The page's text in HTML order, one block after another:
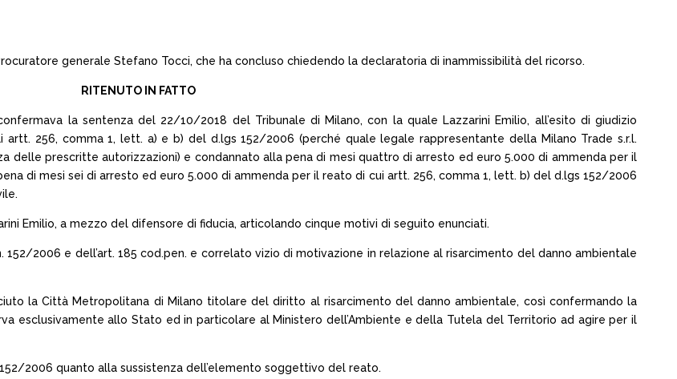
generale Stefano Tocci, che ha concluso chiedendo la declaratoria di inammissibilità del ricorso.
RITENUTO IN FATTO
la sentenza del 22/10/2018 del Tribunale di Milano, con la quale Lazzarini Emilio, all’esito di giudizio
256, comma 1, lett. a) e b) del d.lgs 152/2006 (perché quale legale rappresentante della Milano Trade s.r.l.
delle prescritte autorizzazioni) e condannato alla pena di mesi quattro di arresto ed euro 5.000 di ammenda per il
di mesi sei di arresto ed euro 5.000 di ammenda per il reato di cui artt. 256, comma 1, lett. b) del d.lgs 152/2006
Emilio, a mezzo del difensore di fiducia, articolando cinque motivi di seguito enunciati.
2006 e dell’art. 185 cod.pen. e correlato vizio di motivazione in relazione al risarcimento del danno ambientale
la Città Metropolitana di Milano titolare del diritto al risarcimento del danno ambientale, così confermando la
esclusivamente allo Stato ed in particolare al Ministero dell’Ambiente e della Tutela del Territorio ad agire per il
2006 quanto alla sussistenza dell’elemento soggettivo del reato.